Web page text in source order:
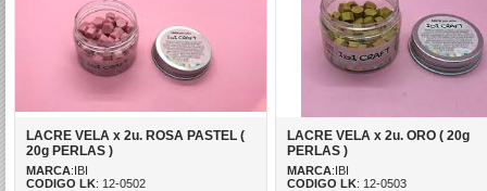
LACRE VELA x 2u. ROSA PASTEL (
20g PERLAS )
MARCA:IBI
CODIGO LK: 12-0502
LACRE VELA x 2u. ORO ( 20g
PERLAS )
MARCA:IBI
CODIGO LK: 12-0503